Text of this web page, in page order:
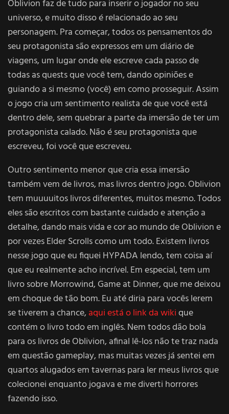
Oblivion faz de tudo para inserir o jogador no seu
universo, e muito disso é relacionado ao seu
personagem. Pra começar, todos os pensamentos do
seu protagonista são expressos em um diário de
viagens, um lugar onde ele escreve cada passo de
todas as quests que você tem, dando opiniões e
guiando a si mesmo (você) em como prosseguir. Assim
o jogo cria um sentimento realista de que você está
dentro dele, sem quebrar a parte da imersão de ter um
protagonista calado. Não é seu protagonista que
escreveu, foi você que escreveu.
Outro sentimento menor que cria essa imersão
também vem de livros, mas livros dentro jogo. Oblivion
tem muuuuitos livros diferentes, muitos mesmo. Todos
eles são escritos com bastante cuidado e atenção a
detalhe, dando mais vida e cor ao mundo de Oblivion e
por vezes Elder Scrolls como um todo. Existem livros
nesse jogo que eu fiquei HYPADA lendo, tem coisa aí
que eu realmente acho incrível. Em especial, tem um
livro sobre Morrowind, Game at Dinner, que me deixou
em choque de tão bom. Eu até diria para vocês lerem
se tiverem a chance,aqui está o link da wikique
contém o livro todo em inglês. Nem todos dão bola
para os livros de Oblivion, afinal lê-los não te traz nada
em questão gameplay, mas muitas vezes já sentei em
quartos alugados em tavernas para ler meus livros que
colecionei enquanto jogava e me diverti horrores
fazendo isso.